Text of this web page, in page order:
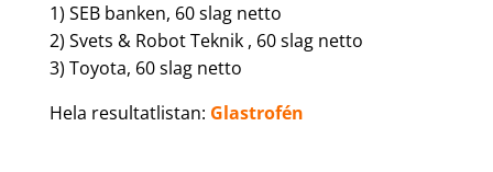
1) SEB banken, 60 slag netto
2) Svets & Robot Teknik , 60 slag netto
3) Toyota, 60 slag netto
Hela resultatlistan: Glastrofén